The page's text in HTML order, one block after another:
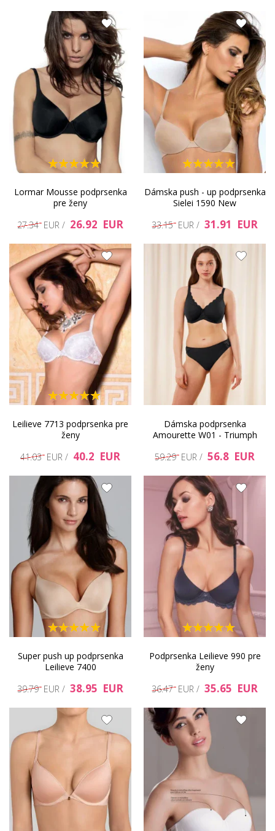
Lormar Mousse podprsenka
pre ženy
27.34 EUR / 26.92 EUR
Dámska push - up podprsenka
Sielei 1590 New
33.15 EUR / 31.91 EUR
Leilieve 7713 podprsenka pre
ženy
41.03 EUR / 40.2 EUR
Dámska podprsenka
Amourette W01 - Triumph
59.29 EUR / 56.8 EUR
Super push up podprsenka
Leilieve 7400
39.79 EUR / 38.95 EUR
Podprsenka Leilieve 990 pre
ženy
36.47 EUR / 35.65 EUR